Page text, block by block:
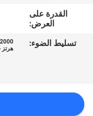
مراقبة
اطلب
القدرة على
العرض:
تسليط الضوء: